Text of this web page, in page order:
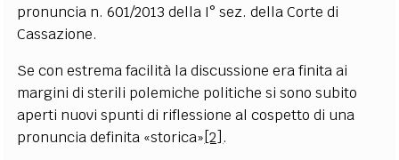
pronuncia n. 601/2013 della I° sez. della Corte di
Cassazione.
Se con estrema facilità la discussione era finita ai
margini di sterili polemiche politiche si sono subito
aperti nuovi spunti di riflessione al cospetto di una
pronuncia definita «storica» [2] .